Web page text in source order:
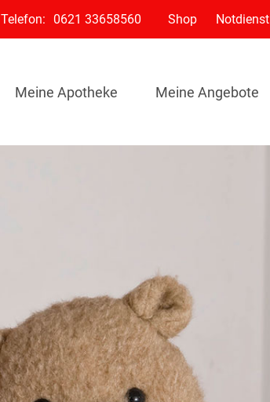
Telefon: 0621 33658560 Shop Notdienst
Meine Apotheke Meine Angebote